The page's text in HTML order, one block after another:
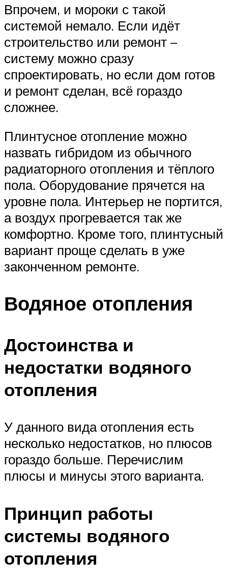
Впрочем, и мороки с такой
системой немало. Если идёт
строительство или ремонт –
систему можно сразу
спроектировать, но если дом готов
и ремонт сделан, всё гораздо
сложнее.
Плинтусное отопление можно
назвать гибридом из обычного
радиаторного отопления и тёплого
пола. Оборудование прячется на
уровне пола. Интерьер не портится,
а воздух прогревается так же
комфортно. Кроме того, плинтусный
вариант проще сделать в уже
законченном ремонте.
Водяное отопления
Достоинства и
недостатки водяного
отопления
У данного вида отопления есть
несколько недостатков, но плюсов
гораздо больше. Перечислим
плюсы и минусы этого варианта.
Принцип работы
системы водяного
отопления